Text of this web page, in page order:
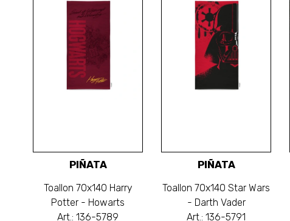
PIÑATA
Toallon 70x140 Harry
Potter - Howarts
Art.: 136-5789
PIÑATA
Toallon 70x140 Star Wars
- Darth Vader
Art.: 136-5791